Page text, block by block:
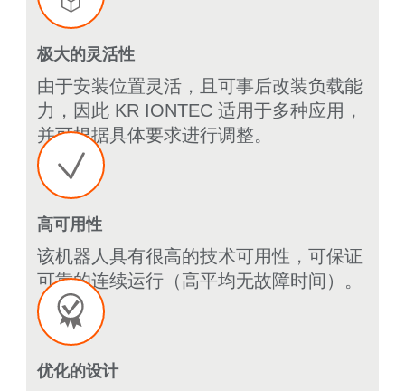
极大的灵活性
由于安装位置灵活，且可事后改装负载能
力，因此 KR IONTEC 适用于多种应用，
并可根据具体要求进行调整。
高可用性
该机器人具有很高的技术可用性，可保证
可靠的连续运行（高平均无故障时间）。
优化的设计